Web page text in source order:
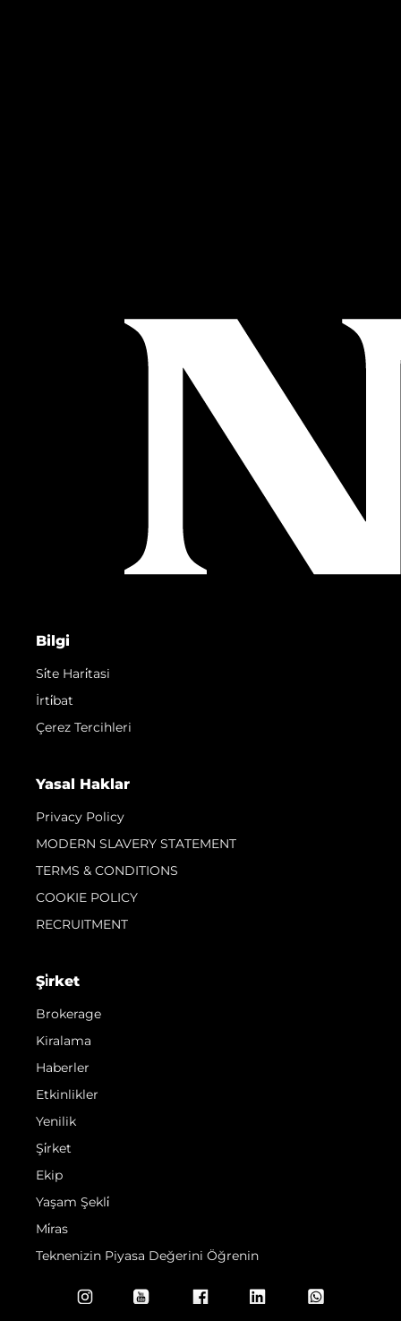
Bilgi
Si̇te Hari̇tasi
İrti̇bat
Çerez Tercihleri
Yasal Haklar
Privacy Policy
MODERN SLAVERY STATEMENT
TERMS & CONDITIONS
COOKIE POLICY
RECRUITMENT
Şi̇rket
Brokerage
Kiralama
Haberler
Etkinlikler
Yenilik
Şi̇rket
Ekip
Yaşam Şekli̇
Mi̇ras
Teknenizin Piyasa Değerini Öğrenin